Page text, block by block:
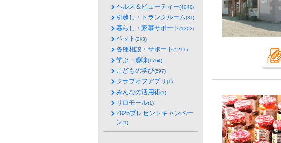
ヘルス＆ビューティー(4040)
引越し・トランクルーム(31)
暮らし・家事サポート (1302)
ペット (263)
各種相談・サポート (1211)
学ぶ・趣味(1764)
こどもの学び(597)
クラブオフアプリ (1)
みんなの活用術(1)
リロモール(1)
2026プレゼントキャンペー
ン(1)